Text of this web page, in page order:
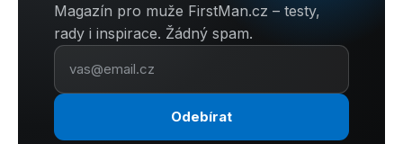
Magazín pro muže FirstMan.cz – testy,
rady i inspirace. Žádný spam.
Odebírat